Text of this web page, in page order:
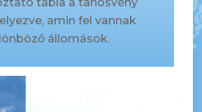
amin fel vannak
állomások.